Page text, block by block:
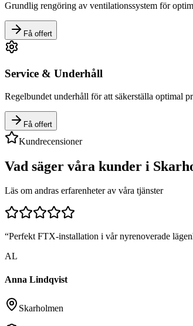
Grundlig rengöring av ventilationssystem för
Få offert
Service & Underhåll
Regelbundet underhåll för att säkerställa optimal
Få offert
Kundrecensioner
Vad säger våra kunder i
Läs om andras erfarenheter av våra tjänster
“Perfekt FTX-installation i vår nyrenoverade
AL
Anna Lindqvist
Skarholmen